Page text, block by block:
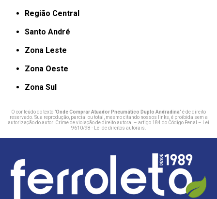
Região Central
Santo André
Zona Leste
Zona Oeste
Zona Sul
O conteúdo do texto "Onde Comprar Atuador Pneumático Duplo Andradina" é de direito
reservado. Sua reprodução, parcial ou total, mesmo citando nossos links, é proibida sem a
autorização do autor. Crime de violação de direito autoral – artigo 184 do Código Penal –
Lei
9610/98 - Lei de direitos autorais